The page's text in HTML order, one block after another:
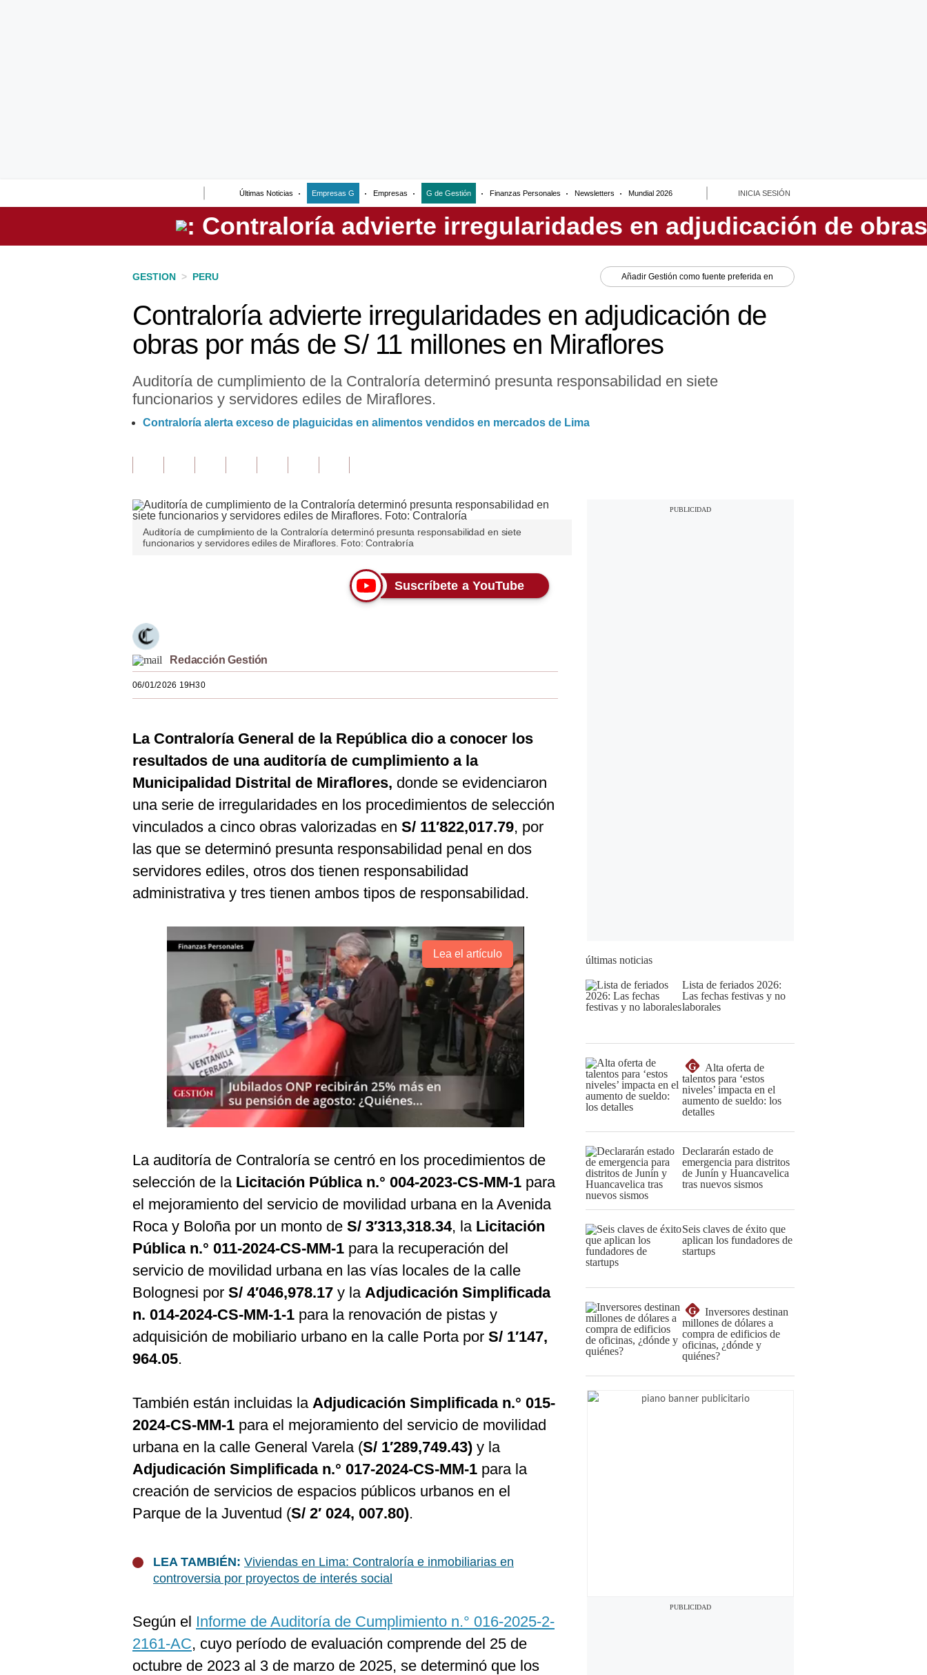
Últimas Noticias Empresas G Empresas G de Gestión Finanzas Personales Newsletters Mundial 2026 INICIA SESIÓN
Perú
GESTION > PERU Añadir Gestión como fuente preferida en
Contraloría advierte irregularidades en adjudicación de
obras por más de S/ 11 millones en Miraflores
Auditoría de cumplimiento de la Contraloría determinó presunta responsabilidad en siete
funcionarios y servidores ediles de Miraflores.
Contraloría alerta exceso de plaguicidas en alimentos vendidos en mercados de Lima
Auditoría de cumplimiento de la Contraloría determinó presunta responsabilidad en siete
funcionarios y servidores ediles de Miraflores. Foto: Contraloría
Suscríbete a YouTube
Redacción Gestión
06/01/2026 19H30
La Contraloría General de la República dio a conocer los
resultados de una auditoría de cumplimiento a la
Municipalidad Distrital de Miraflores, donde se evidenciaron
una serie de irregularidades en los procedimientos de selección
vinculados a cinco obras valorizadas en S/ 11′822,017.79, por
las que se determinó presunta responsabilidad penal en dos
servidores ediles, otros dos tienen responsabilidad
administrativa y tres tienen ambos tipos de responsabilidad.
Lea el artículo
La auditoría de Contraloría se centró en los procedimientos de
selección de la Licitación Pública n.° 004-2023-CS-MM-1 para
el mejoramiento del servicio de movilidad urbana en la Avenida
Roca y Boloña por un monto de S/ 3′313,318.34, la Licitación
Pública n.° 011-2024-CS-MM-1 para la recuperación del
servicio de movilidad urbana en las vías locales de la calle
Bolognesi por S/ 4′046,978.17 y la Adjudicación Simplificada
n. 014-2024-CS-MM-1-1 para la renovación de pistas y
adquisición de mobiliario urbano en la calle Porta por S/ 1′147,
964.05.
También están incluidas la Adjudicación Simplificada n.° 015-
2024-CS-MM-1 para el mejoramiento del servicio de movilidad
urbana en la calle General Varela (S/ 1′289,749.43) y la
Adjudicación Simplificada n.° 017-2024-CS-MM-1 para la
creación de servicios de espacios públicos urbanos en el
Parque de la Juventud (S/ 2′ 024, 007.80).
LEA TAMBIÉN: Viviendas en Lima: Contraloría e inmobiliarias en
controversia por proyectos de interés social
Según el Informe de Auditoría de Cumplimiento n.° 016-2025-2-
2161-AC, cuyo período de evaluación comprende del 25 de
octubre de 2023 al 3 de marzo de 2025, se determinó que los
últimas noticias
Lista de feriados 2026:
Las fechas festivas y no
laborales
G
Alta oferta de
talentos para ‘estos
niveles’ impacta en el
aumento de sueldo: los
detalles
Declararán estado de
emergencia para distritos
de Junín y Huancavelica
tras nuevos sismos
Seis claves de éxito que
aplican los fundadores de
startups
G
Inversores destinan
millones de dólares a
compra de edificios de
oficinas, ¿dónde y
quiénes?